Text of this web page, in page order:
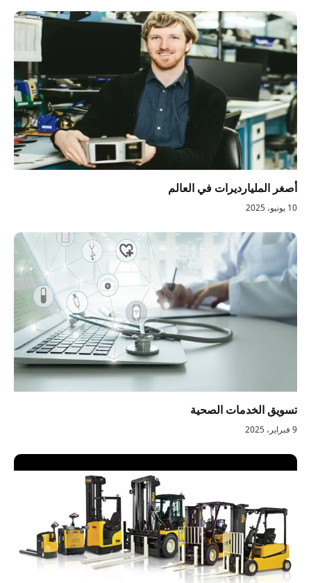
أصغر المليارديرات في العالم
10 يونيو، 2025
تسويق الخدمات الصحية
9 فبراير، 2025